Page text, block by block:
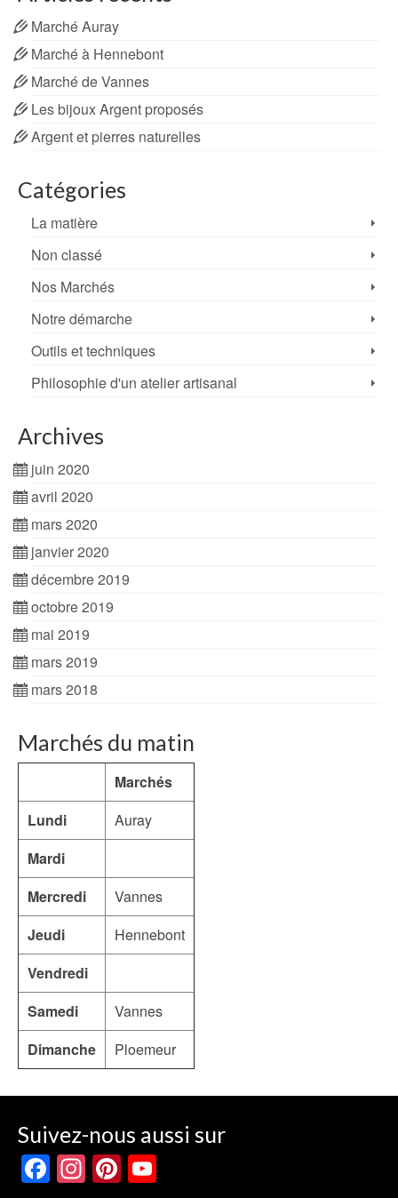
Marché Auray
Marché à Hennebont
Marché de Vannes
Les bijoux Argent proposés
Argent et pierres naturelles
Catégories
La matière
Non classé
Nos Marchés
Notre démarche
Outils et techniques
Philosophie d'un atelier artisanal
Archives
juin 2020
avril 2020
mars 2020
janvier 2020
décembre 2019
octobre 2019
mai 2019
mars 2019
mars 2018
Marchés du matin
Marchés
Lundi
Auray
Mardi
Mercredi
Vannes
Jeudi
Hennebont
Vendredi
Samedi
Vannes
Dimanche
Ploemeur
Suivez-nous aussi sur
Facebook
Instagram
Pinterest